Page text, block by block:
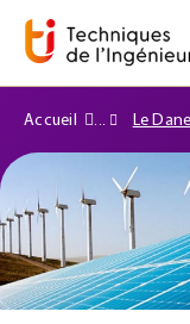
Accueil Le